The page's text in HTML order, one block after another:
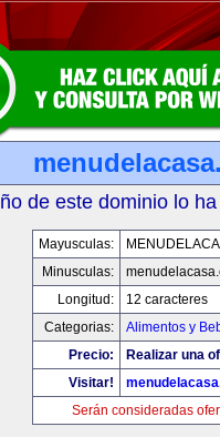
de este dominio lo
Mayusculas:
Minusculas:
Longitud:
12 caracteres
Categorias:
Alimentos y
Precio:
Realizar una
Visitar!
Serán consideradas